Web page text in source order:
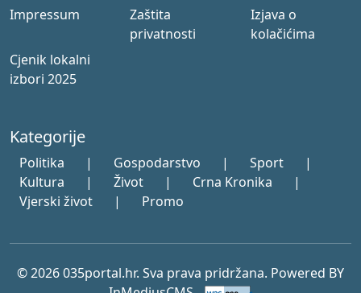
Impressum
Zaštita
privatnosti
Izjava o
kolačićima
Cjenik lokalni
izbori 2025
Kategorije
Politika | Gospodarstvo | Sport
|
Kultura
| Život | Crna Kronika
|
Vjerski život
| Promo
© 2026 035portal.hr. Sva prava pridržana. Powered BY